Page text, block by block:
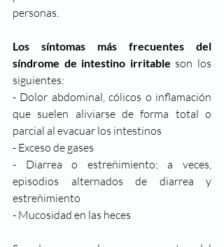
personas.
Los síntomas más frecuentes del
síndrome de intestino irritable son los
siguientes:
- Dolor abdominal, cólicos o inflamación
que suelen aliviarse de forma total o
parcial al evacuar los intestinos
- Exceso de gases
- Diarrea o estreñimiento; a veces,
episodios alternados de diarrea y
estreñimiento
- Mucosidad en las heces